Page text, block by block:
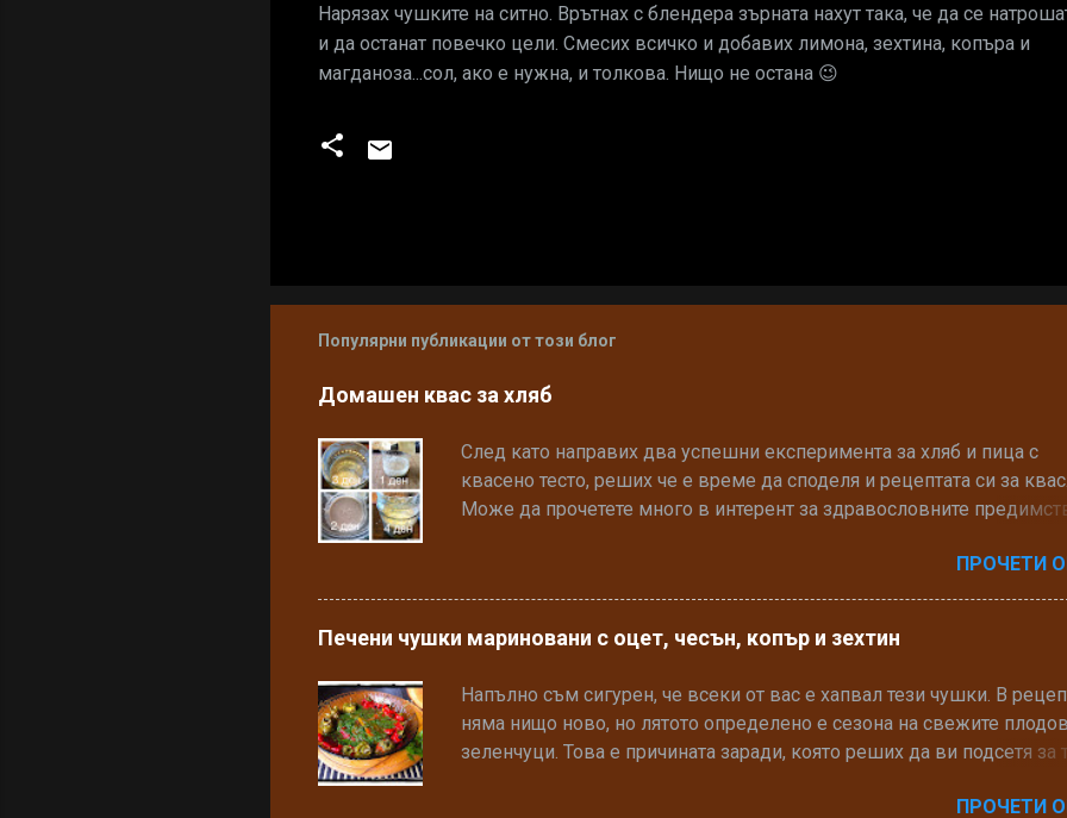
Нарязах чушките на ситно. Врътнах с блендера зърната нахут така, че да се
и да останат повечко цели. Смесих всичко и добавих лимона, зехтина, копъра и
магданоза...сол, ако е нужна, и толкова. Нищо не остана 😉
Популярни публикации от този блог
Домашен квас за хляб
След като направих два успешни експеримента за хляб и пица с
квасено тесто, реших че е време да споделя и рецептата си за квас.
Може да прочетете много в интерент за здравословните
друг път, сега ще разкажа как да си направите домашен квас.
Необходими продукти: • 3 сл. Пълнозърнесто брашно • 50мл.
преминала през осмоза не се получава) • 1 филийка квасен хляб
пчелен мед (може да го замените и със захар) Начин на
буркан от компот натрошавате на трохи филията хляб (той ще
за по-бързата ферментация, но ако го нямате просто добавете ч.л.
брашно от нахут) Добавяте водата и меда. Прибавяте и брашното и
ПРОЧЕТИ
Печени чушки мариновани с оцет, чесън, копър и зехтин
Напълно съм сигурен, че всеки от вас е хапвал тези чушки. В
няма нищо ново, но лятото определено е сезона на свежите
зеленчуци. Това е причината заради, която реших да ви подсетя за
вечеря или гарнитура към някакво месо. Необходими продукти:
ПРОЧЕТИ